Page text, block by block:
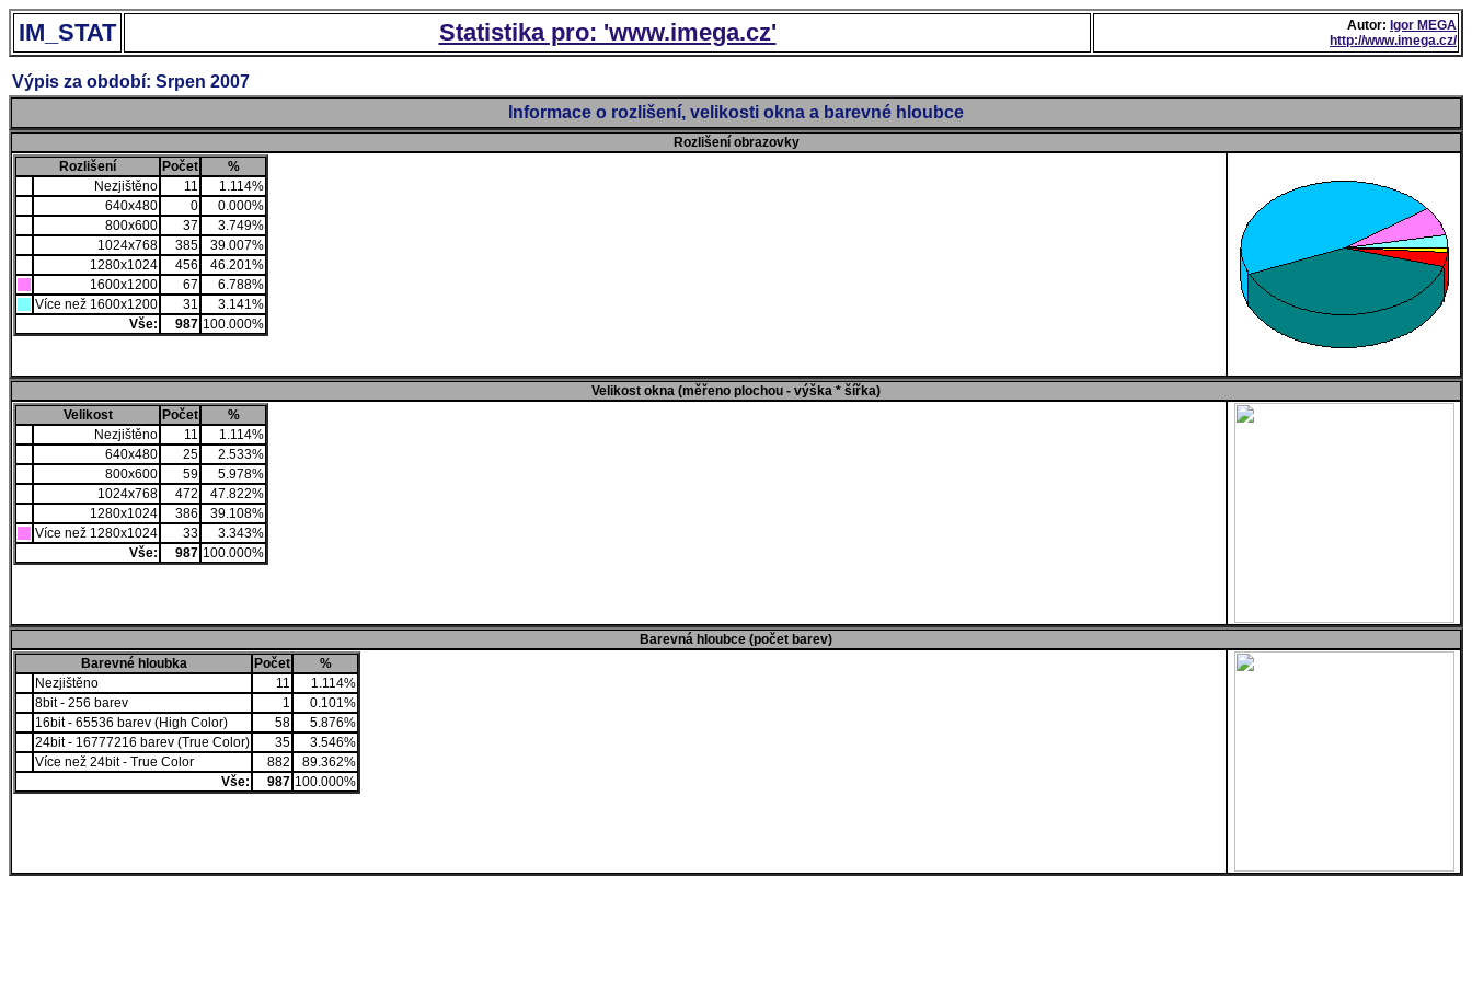
IM_STAT Statistika pro: 'www.imega.cz' Autor: Igor MEGA
http://www.imega.cz/
Výpis za období: Srpen 2007
Informace o rozlišení, velikosti okna a barevné hloubce
Rozlišení obrazovky
Rozlišení
Počet
%
Nezjištěno
11
1.114%
640x480
0
0.000%
800x600
37
3.749%
1024x768
385
39.007%
1280x1024
456
46.201%
1600x1200
67
6.788%
Více než 1600x1200
31
3.141%
Vše:
987 100.000%
Velikost okna (měřeno plochou - výška * šířka)
Velikost
Počet
%
Nezjištěno
11
1.114%
640x480
25
2.533%
800x600
59
5.978%
1024x768
472
47.822%
1280x1024
386
39.108%
Více než 1280x1024
33
3.343%
Vše:
987 100.000%
Barevná hloubce (počet barev)
Barevné hloubka
Počet
%
Nezjištěno
11
1.114%
8bit - 256 barev
1
0.101%
16bit - 65536 barev (High Color)
58
5.876%
24bit - 16777216 barev (True Color)
35
3.546%
Více než 24bit - True Color
882
89.362%
Vše:
987 100.000%